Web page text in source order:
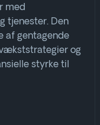
med
tjenester. Den
af gentagende
og
styrke til